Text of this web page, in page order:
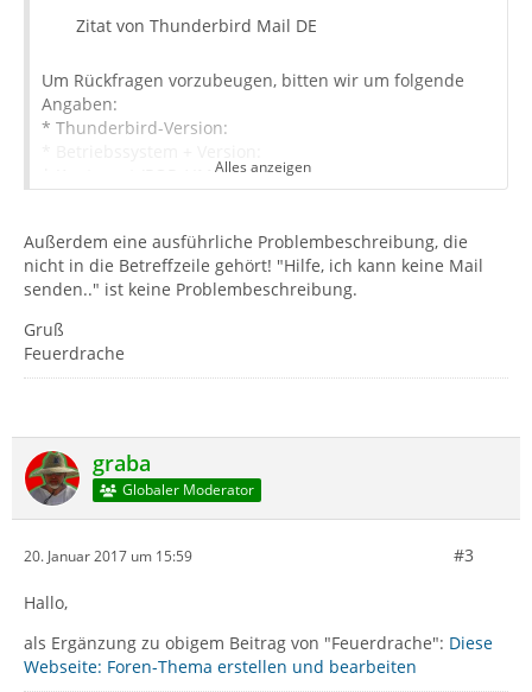
Zitat von Thunderbird Mail DE
Um Rückfragen vorzubeugen, bitten wir um folgende
Angaben:
* Thunderbird-Version:
* Kontenart (POP / IMAP):
* Firewall (Betriebssystem-intern/Externe Software):
* Router-Modellbezeichnung (bei Sende-Problemen):
Alles anzeigen
Außerdem eine ausführliche Problembeschreibung, die
nicht in die Betreffzeile gehört! "Hilfe, ich kann keine Mail
senden.." ist keine Problembeschreibung.
Gruß
Feuerdrache
graba
Globaler Moderator
20. Januar 2017 um 15:59 #3
Hallo,
als Ergänzung zu obigem Beitrag von "Feuerdrache": Diese
Webseite: Foren-Thema erstellen und bearbeiten